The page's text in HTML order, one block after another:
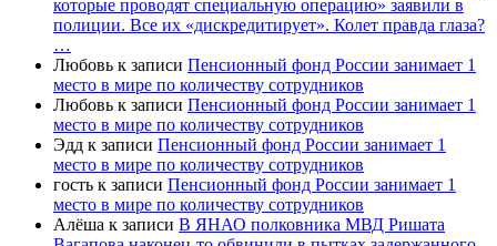
которые проводят специальную операцию» заявили в
полиции. Все их «дискредитирует». Колет правда глаза?
…
Любовь к записи Пенсионный фонд России занимает 1
место в мире по количеству сотрудников
Любовь к записи Пенсионный фонд России занимает 1
место в мире по количеству сотрудников
Эдд к записи Пенсионный фонд России занимает 1
место в мире по количеству сотрудников
гость к записи Пенсионный фонд России занимает 1
место в мире по количеству сотрудников
Алёша к записи В ЯНАО полковника МВД Ришата